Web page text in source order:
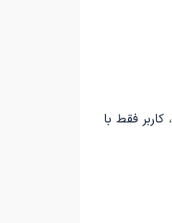
، کاربر فقط با